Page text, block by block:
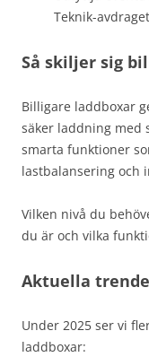
Teknik-
Så skiljer sig
Billigare laddboxar
säker laddning med
smarta funktioner
lastbalansering och
Vilken nivå du
du är och vilka
Aktuella
Under 2025 ser vi
laddboxar: